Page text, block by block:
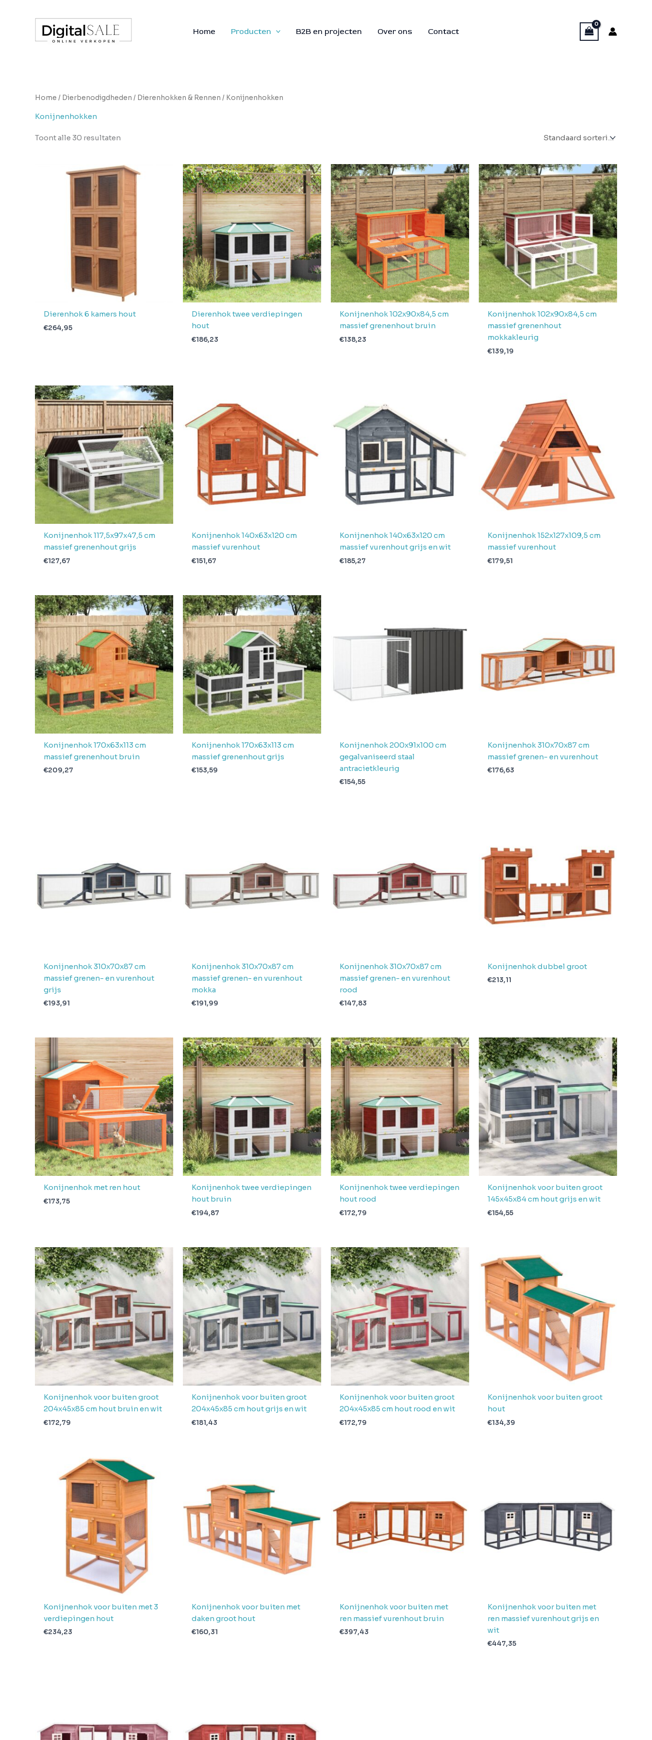
Home Producten B2B en projecten Over ons Contact
Home / Dierbenodigdheden / Dierenhokken & Rennen / Konijnenhokken
Konijnenhokken
Toont alle 30 resultaten
Dierenhok 6 kamers hout
€264,95
Dierenhok twee verdiepingen
hout
€186,23
Konijnenhok 102x90x84,5 cm
massief grenenhout bruin
€138,23
Konijnenhok 102x90x84,5 cm
massief grenenhout
mokkakleurig
€139,19
Konijnenhok 117,5x97x47,5 cm
massief grenenhout grijs
€127,67
Konijnenhok 140x63x120 cm
massief vurenhout
€151,67
Konijnenhok 140x63x120 cm
massief vurenhout grijs en wit
€185,27
Konijnenhok 152x127x109,5 cm
massief vurenhout
€179,51
Konijnenhok 170x63x113 cm
massief grenenhout bruin
€209,27
Konijnenhok 170x63x113 cm
massief grenenhout grijs
€153,59
Konijnenhok 200x91x100 cm
gegalvaniseerd staal
antracietkleurig
€154,55
Konijnenhok 310x70x87 cm
massief grenen- en vurenhout
€176,63
Konijnenhok 310x70x87 cm
massief grenen- en vurenhout
grijs
€193,91
Konijnenhok 310x70x87 cm
massief grenen- en vurenhout
mokka
€191,99
Konijnenhok 310x70x87 cm
massief grenen- en vurenhout
rood
€147,83
Konijnenhok dubbel groot
€213,11
Konijnenhok met ren hout
€173,75
Konijnenhok twee verdiepingen
hout bruin
€194,87
Konijnenhok twee verdiepingen
hout rood
€172,79
Konijnenhok voor buiten groot
145x45x84 cm hout grijs en wit
€154,55
Konijnenhok voor buiten groot
204x45x85 cm hout bruin en wit
€172,79
Konijnenhok voor buiten groot
204x45x85 cm hout grijs en wit
€181,43
Konijnenhok voor buiten groot
204x45x85 cm hout rood en wit
€172,79
Konijnenhok voor buiten groot
hout
€134,39
Konijnenhok voor buiten met 3
verdiepingen hout
€234,23
Konijnenhok voor buiten met
daken groot hout
€160,31
Konijnenhok voor buiten met
ren massief vurenhout bruin
€397,43
Konijnenhok voor buiten met
ren massief vurenhout grijs en
wit
€447,35